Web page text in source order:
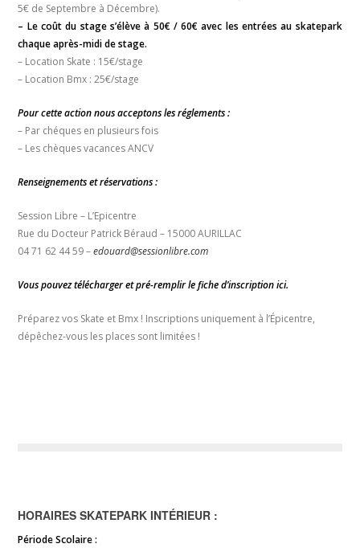
5€ de Septembre à Décembre).
– Le coût du stage s’élève à 50€ / 60€ avec les entrées au skatepark
chaque après-midi de stage.
– Location Skate : 15€/stage
– Location Bmx : 25€/stage
Pour cette action nous acceptons les réglements :
– Par chéques en plusieurs fois
– Les chèques vacances ANCV
Renseignements et réservations :
Session Libre – L’Epicentre
Rue du Docteur Patrick Béraud – 15000 AURILLAC
04 71 62 44 59 –edouard@sessionlibre.com
Vous pouvez télécharger et pré-remplir le fiche d’inscription ici.
Préparez vos Skate et Bmx ! Inscriptions uniquement à l’Épicentre,
dépêchez-vous les places sont limitées !
HORAIRES SKATEPARK INTÉRIEUR :
Période Scolaire :